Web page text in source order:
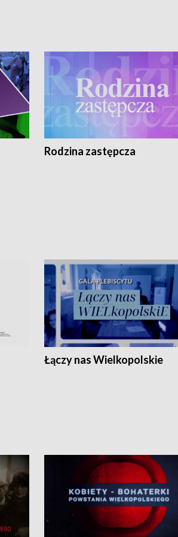
Rodzina zastępcza
Łączy nas Wielkopolskie